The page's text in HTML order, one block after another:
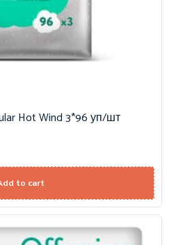
Hot Wind 3*96 уп/шт
to cart